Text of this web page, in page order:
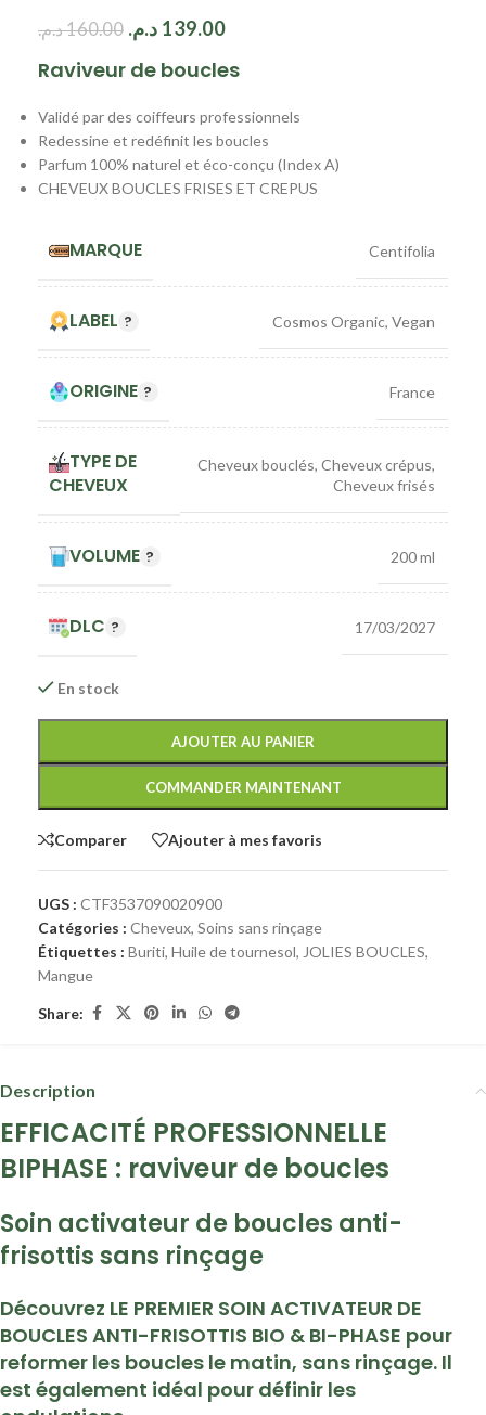
160.00د.م. 139.00 د.م.
Raviveur de boucles
Validé par des coiffeurs professionnels
Redessine et redéfinit les boucles
Parfum 100% naturel et éco-conçu (Index A)
CHEVEUX BOUCLES FRISES ET CREPUS
MARQUE Centifolia
LABEL Cosmos Organic, Vegan
ORIGINE France
TYPE DE
CHEVEUX
Cheveux bouclés, Cheveux crépus,
Cheveux frisés
VOLUME 200 ml
DLC 17/03/2027
En stock
AJOUTER AU PANIER
COMMANDER MAINTENANT
Comparer Ajouter à mes favoris
UGS : CTF3537090020900
Catégories : Cheveux, Soins sans rinçage
Étiquettes : Buriti, Huile de tournesol, JOLIES BOUCLES,
Mangue
Share:
Description
EFFICACITÉ PROFESSIONNELLE
BIPHASE : raviveur de boucles
Soin activateur de boucles anti-
frisottis sans rinçage
Découvrez LE PREMIER SOIN ACTIVATEUR DE
BOUCLES ANTI-FRISOTTIS BIO & BI-PHASE pour
reformer les boucles le matin, sans rinçage. Il
est également idéal pour définir les